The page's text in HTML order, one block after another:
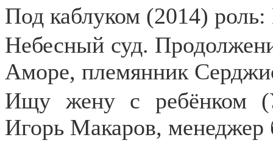
Под каблуком (2014)
Небесный суд.
Аморе, племянник
Ищу жену с ребёнком
Игорь Макаров,